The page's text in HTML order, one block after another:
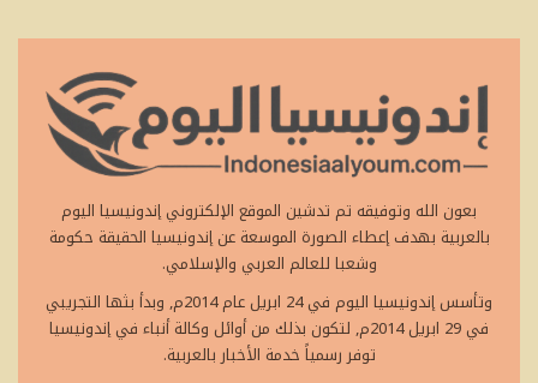
بعون الله وتوفيقه تم تدشين الموقع الإلكتروني إندونيسيا اليوم
بالعربية بهدف إعطاء الصورة الموسعة عن إندونيسيا الحقيقة حكومة
وشعبا للعالم العربي والإسلامي.
وتأسس إندونيسيا اليوم في 24 ابريل عام 2014م, وبدأ بثها التجريبي
في 29 ابريل 2014م, لتكون بذلك من أوائل وكالة أنباء في إندونيسيا
توفر رسمياً خدمة الأخبار بالعربية.